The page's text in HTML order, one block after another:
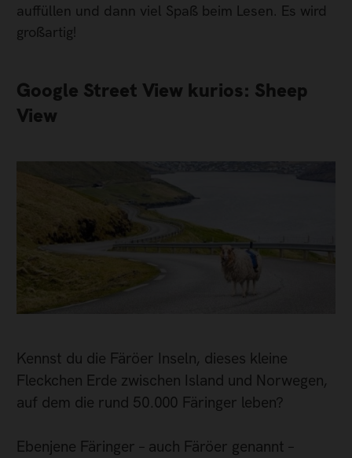
auffüllen und dann viel Spaß beim Lesen. Es wird
großartig!
Google Street View kurios: Sheep
View
Kennst du die Färöer Inseln, dieses kleine
Fleckchen Erde zwischen Island und Norwegen,
auf dem die rund 50.000 Färinger leben?
Ebenjene Färinger – auch Färöer genannt –